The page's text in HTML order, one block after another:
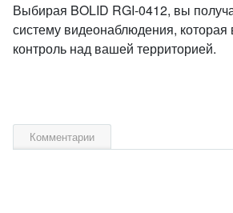
Выбирая BOLID RGI‑0412, вы
систему видеонаблюдения, которая
контроль над вашей территорией.
Комментарии